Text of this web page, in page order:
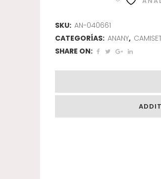
SKU: AN-040661
CATEGORÍAS: ANANY,
SHARE ON: